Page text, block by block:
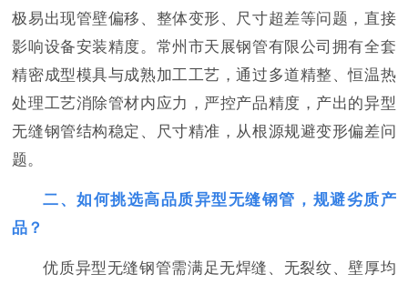
极易出现管壁偏移、整体变形、尺寸超差等问题，直接
影响设备安装精度。常州市天展钢管有限公司拥有全套
精密成型模具与成熟加工工艺，通过多道精整、恒温热
处理工艺消除管材内应力，严控产品精度，产出的异型
无缝钢管结构稳定、尺寸精准，从根源规避变形偏差问
题。
二、如何挑选高品质异型无缝钢管，规避劣质产
品？
优质异型无缝钢管需满足无焊缝、无裂纹、壁厚均